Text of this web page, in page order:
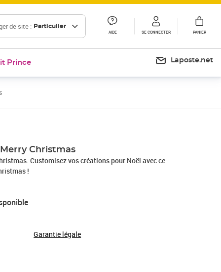
de site : Particulier
AIDE SE CONNECTER PANIER
Prince Laposte.net
Christmas
Customisez vos créations pour Noël avec ce
!
Garantie légale